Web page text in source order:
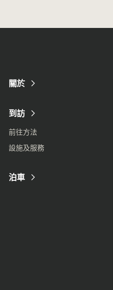
關於
到訪
前往方法
設施及服務
泊車